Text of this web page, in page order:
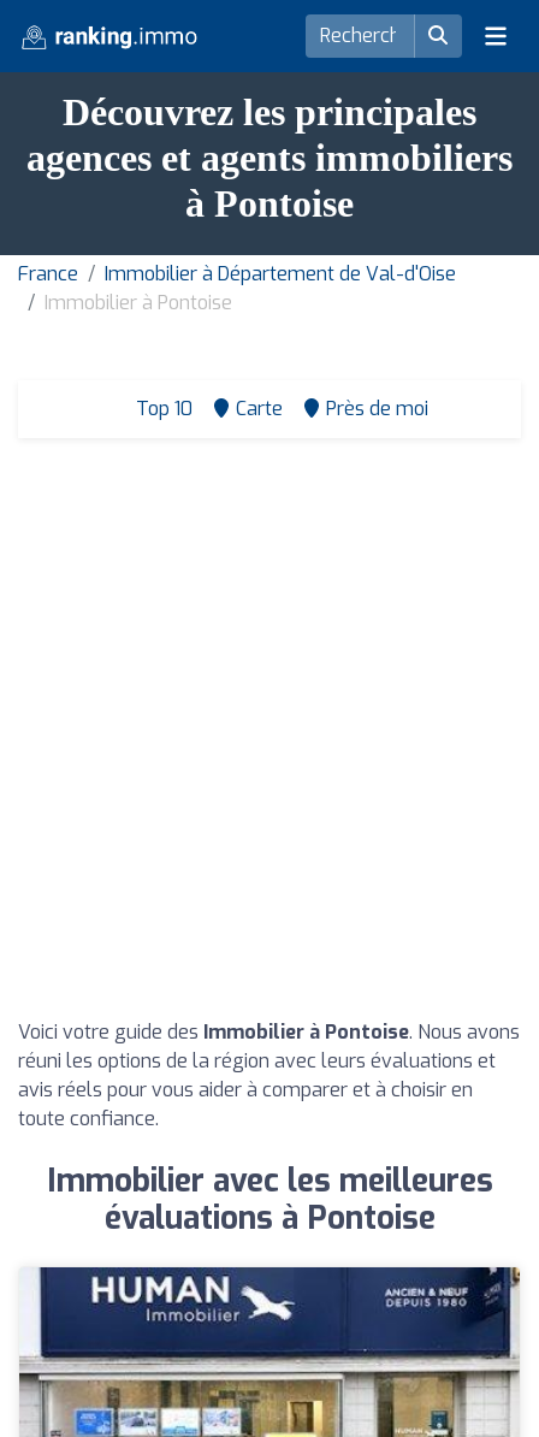
Découvrez les principales
agences et agents immobiliers
à Pontoise
France
Immobilier à Département de Val-d'Oise
Immobilier à Pontoise
Top 10 Carte Près de moi
Voici votre guide des Immobilier à Pontoise. Nous avons
réuni les options de la région avec leurs évaluations et
avis réels pour vous aider à comparer et à choisir en
toute confiance.
Immobilier avec les meilleures
évaluations à Pontoise